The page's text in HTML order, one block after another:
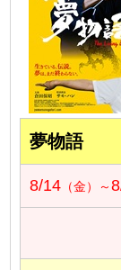
夢物語
8/14 （金）～